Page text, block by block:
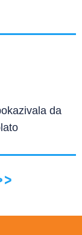
da